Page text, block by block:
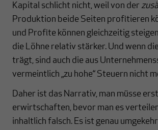
Kapital schlicht nicht, weil von der
Produktion beide Seiten profitieren
und Profite können gleichzeitig
die Löhne relativ stärker. Und wenn
trägt, sind auch die aus
vermeintlich „zu hohe“ Steuern nicht
Daher ist das Narrativ, man müsse
erwirtschaften, bevor man es
inhaltlich falsch. Es ist genau